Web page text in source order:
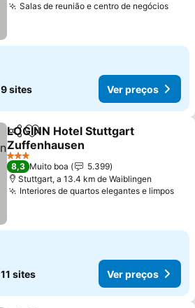
Salas de reunião e centro de negócios
9 sites Ver preços
PartilharAdicionar aos favoritos
LOGINN Hotel Stuttgart
Zuffenhausen
3 Estrelas
8,3 Muito boa
5.399
Stuttgart, a 13.4 km de Waiblingen
Interiores de quartos elegantes e limpos
11 sites Ver preços